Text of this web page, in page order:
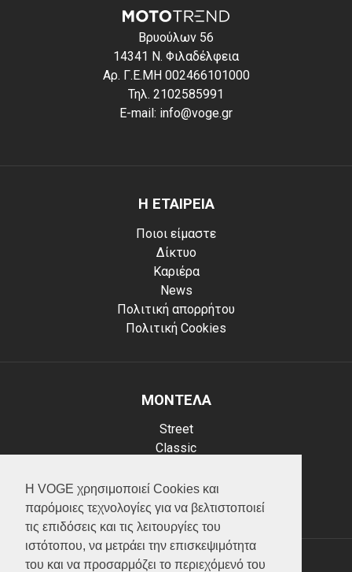
Η VOGE χρησιμοποιεί Cookies και
παρόμοιες τεχνολογίες για να βελτιστοποιεί
τις επιδόσεις και τις λειτουργίες του
ιστότοπου, να μετράει την επισκεψιμότητα
του και να προσαρμόζει το περιεχόμενό του
Βρυούλων 56
14341 Ν. Φιλαδέλφεια
Αρ. Γ.Ε.ΜΗ 002466101000
Τηλ. 2102585991
E-mail: info@voge.gr
Η ΕΤΑΙΡΕΙΑ
Ποιοι είμαστε
Δίκτυο
Καριέρα
News
Πολιτική απορρήτου
Πολιτική Cookies
ΜΟΝΤΕΛΑ
Street
Classic
Scooter
ATV (Loncin)